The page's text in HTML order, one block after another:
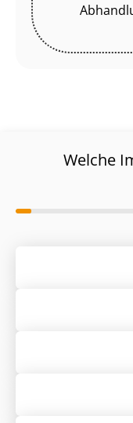
Welche